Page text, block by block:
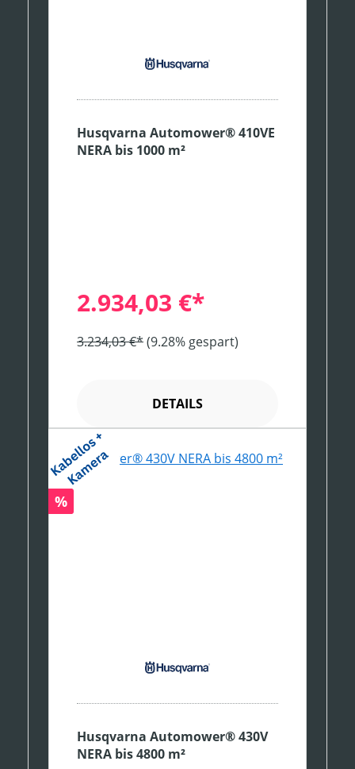
Husqvarna Automower® 410VE
NERA bis 1000 m²
2.934,03 €*
3.234,03 €*(9.28% gespart)
DETAILS
Rabatt
%
Husqvarna Automower® 430V
NERA bis 4800 m²